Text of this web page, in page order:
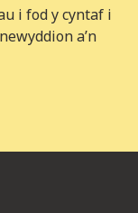
i fod y cyntaf i
a’n